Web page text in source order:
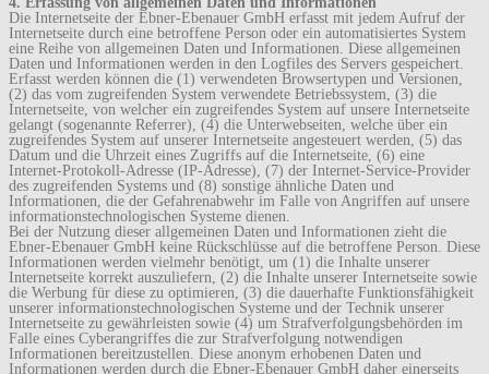
Die Internetseite der Ebner-Ebenauer GmbH erfasst mit jedem Aufruf der
Internetseite durch eine betroffene Person oder ein automatisiertes System
eine Reihe von allgemeinen Daten und Informationen. Diese allgemeinen
Daten und Informationen werden in den Logfiles des Servers gespeichert.
Erfasst werden können die (1) verwendeten Browsertypen und Versionen,
(2) das vom zugreifenden System verwendete Betriebssystem, (3) die
Internetseite, von welcher ein zugreifendes System auf unsere Internetseite
gelangt (sogenannte Referrer), (4) die Unterwebseiten, welche über ein
zugreifendes System auf unserer Internetseite angesteuert werden, (5) das
Datum und die Uhrzeit eines Zugriffs auf die Internetseite, (6) eine
Internet-Protokoll-Adresse (IP-Adresse), (7) der Internet-Service-Provider
des zugreifenden Systems und (8) sonstige ähnliche Daten und
Informationen, die der Gefahrenabwehr im Falle von Angriffen auf unsere
informationstechnologischen Systeme dienen.
Bei der Nutzung dieser allgemeinen Daten und Informationen zieht die
Ebner-Ebenauer GmbH keine Rückschlüsse auf die betroffene Person. Diese
Informationen werden vielmehr benötigt, um (1) die Inhalte unserer
Internetseite korrekt auszuliefern, (2) die Inhalte unserer Internetseite sowie
die Werbung für diese zu optimieren, (3) die dauerhafte Funktionsfähigkeit
unserer informationstechnologischen Systeme und der Technik unserer
Internetseite zu gewährleisten sowie (4) um Strafverfolgungsbehörden im
Falle eines Cyberangriffes die zur Strafverfolgung notwendigen
Informationen bereitzustellen. Diese anonym erhobenen Daten und
Informationen werden durch die Ebner-Ebenauer GmbH daher einerseits